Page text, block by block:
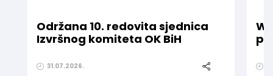
Održana 10. redovita sjednica
Izvršnog komiteta OK BiH
31.07.2026.